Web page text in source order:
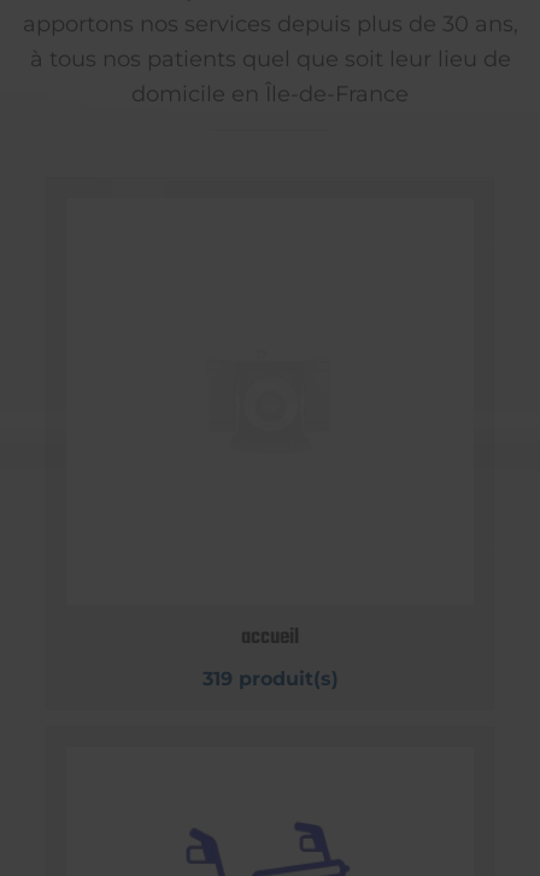
apportons nos services depuis plus de 30 ans,
à tous nos patients quel que soit leur lieu de
domicile en Île-de-France
accueil
319 produit(s)